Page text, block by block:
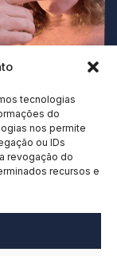
tecnologias
do
nos permite
ou IDs
revogação do
recursos e